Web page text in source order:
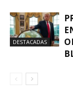
DESTACADAS